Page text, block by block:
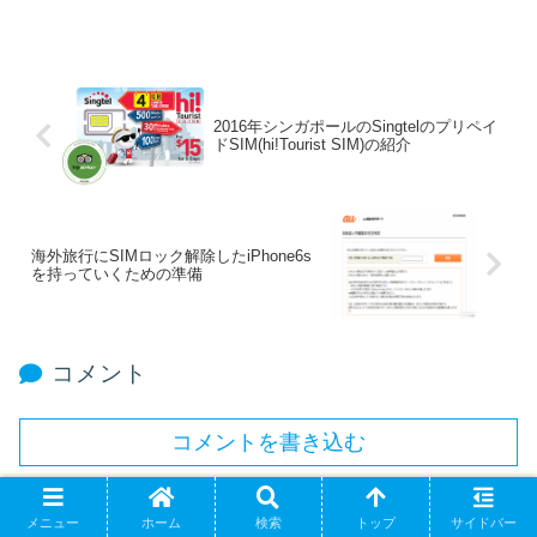
2016年シンガポールのSingtelのプリペイ
ドSIM(hi!Tourist SIM)の紹介
海外旅行にSIMロック解除したiPhone6s
を持っていくための準備
コメント
コメントを書き込む
ホーム モバイル スマホ
メニュー ホーム 検索 トップ サイドバー